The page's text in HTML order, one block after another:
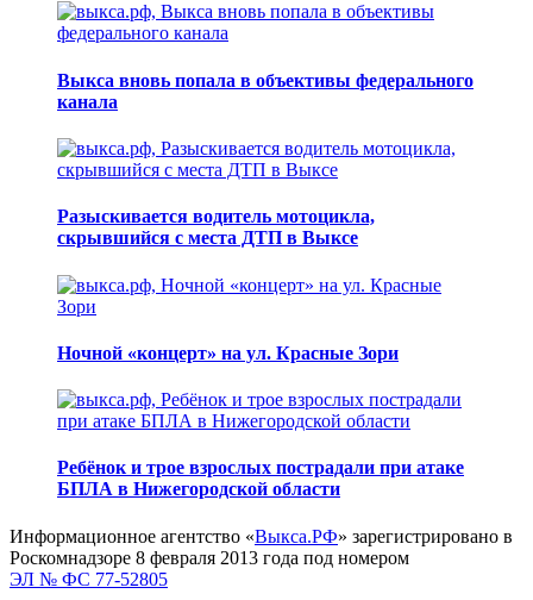
Выкса вновь попала в объективы федерального
канала
Разыскивается водитель мотоцикла,
скрывшийся с места ДТП в Выксе
Ночной «концерт» на ул. Красные Зори
Ребёнок и трое взрослых пострадали при атаке
БПЛА в Нижегородской области
Информационное агентство «Выкса.РФ» зарегистрировано в
Роскомнадзоре 8 февраля 2013 года под номером
ЭЛ № ФС 77-52805